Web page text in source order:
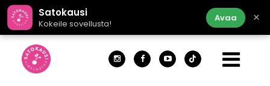
Satokausi
Kokeile sovellusta!
Avaa ×